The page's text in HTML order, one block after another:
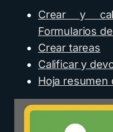
Crear y
Formularios
Crear tareas
Calificar y
Hoja resumen